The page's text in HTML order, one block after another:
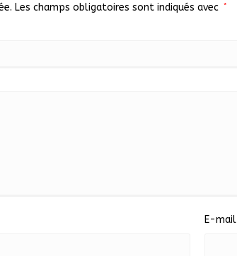
Les champs obligatoires sont indiqués avec *
E-mail